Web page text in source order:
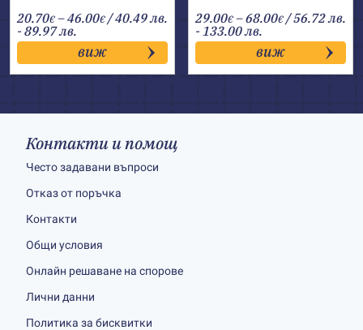
20.70€ –46.00€Price
range:
20.70€
through
46.00€
/ 40.49 лв.
- 89.97 лв.
виж
29.00€ –68.00€Price
range:
29.00€
through
68.00€
/ 56.72 лв.
- 133.00 лв.
виж
Контакти и помощ
Често задавани въпроси
Отказ от поръчка
Контакти
Общи условия
Онлайн решаване на спорове
Лични данни
Политика за бисквитки